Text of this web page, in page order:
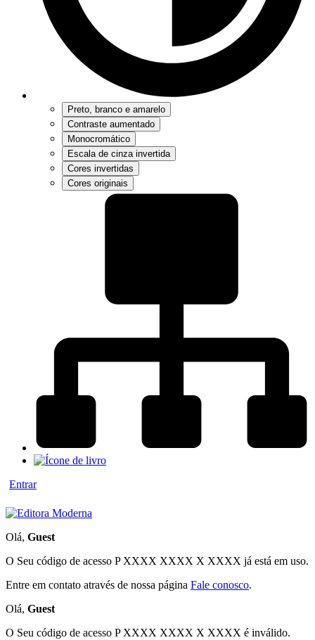
Preto, branco e amarelo
Contraste aumentado
Monocromático
Escala de cinza invertida
Cores invertidas
Cores originais
Entrar
Olá, Guest
O Seu código de acesso P XXXX XXXX X XXXX já está em uso.
Entre em contato através de nossa página Fale conosco.
Olá, Guest
O Seu código de acesso P XXXX XXXX X XXXX é inválido.